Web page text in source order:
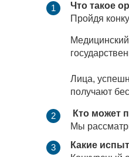
Что такое
Пройдя
Лица,
получают
Кто может
Мы
Какие